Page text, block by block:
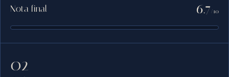
Nota final 6.7/10